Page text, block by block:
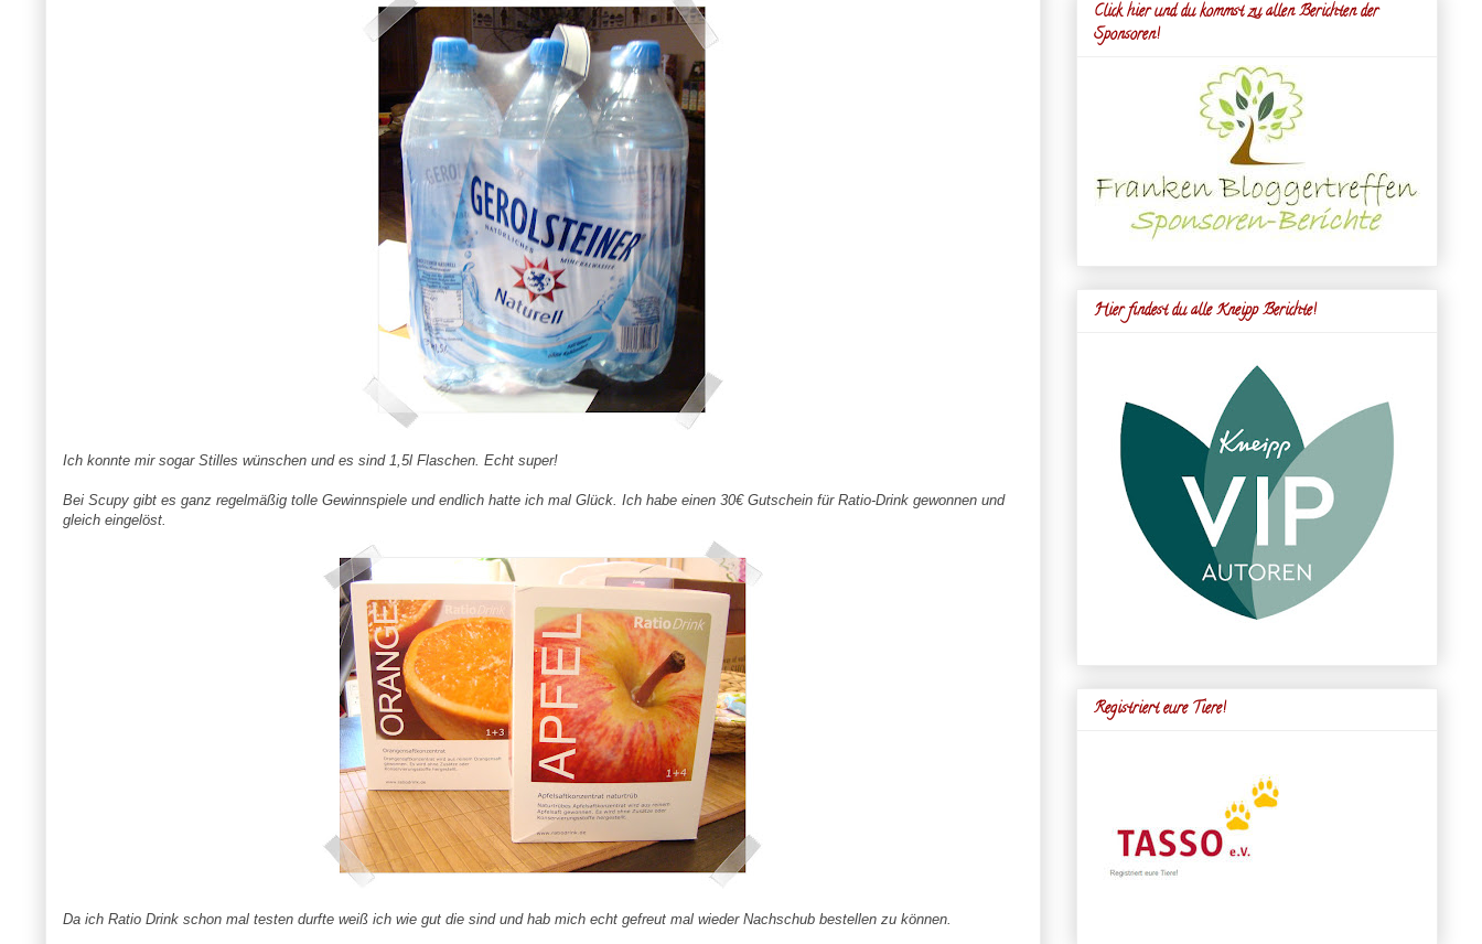
Ich konnte mir sogar Stilles wünschen und es sind 1,5l Flaschen. Echt super!
Bei Scupy gibt es ganz regelmäßig tolle Gewinnspiele und endlich hatte ich mal Glück. Ich habe einen 30€ Gutschein für Ratio-Drink gewonnen und
gleich eingelöst.
Da ich Ratio Drink schon mal testen durfte weiß ich wie gut die sind und hab mich echt gefreut mal wieder Nachschub bestellen zu können.
Click hier und du kommst zu allen Berichten der
Sponsoren!
Hier findest du alle Kneipp Berichte!
Registriert eure Tiere!